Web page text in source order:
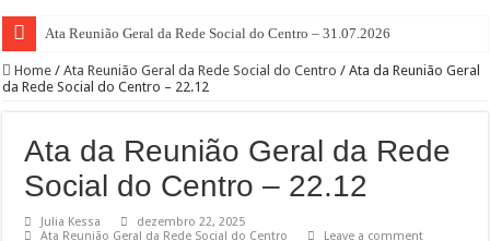
Ata Reunião Geral da Rede Social do Centro – 31.07.2026
Home / Ata Reunião Geral da Rede Social do Centro / Ata da Reunião Geral
da Rede Social do Centro – 22.12
Ata da Reunião Geral da Rede
Social do Centro – 22.12
Julia Kessa
dezembro 22, 2025
Ata Reunião Geral da Rede Social do Centro
Leave a comment